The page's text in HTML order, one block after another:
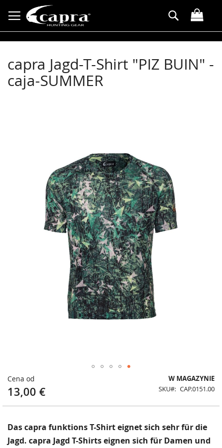
do
treści
Search
capra Jagd-T-Shirt "PIZ BUIN" -
caja-SUMMER
Cena od
13,00 €
W MAGAZYNIE
SKU
CAP.0151.00
Das capra funktions T-Shirt eignet sich sehr für die
Jagd. capra Jagd T-Shirts eignen sich für Damen und
Przejdź
na
początek
galerii